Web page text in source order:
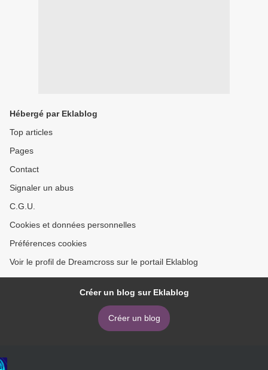
Hébergé par Eklablog
Top articles
Pages
Contact
Signaler un abus
C.G.U.
Cookies et données personnelles
Préférences cookies
Voir le profil de Dreamcross sur le portail Eklablog
Créer un blog sur Eklablog
Créer un blog